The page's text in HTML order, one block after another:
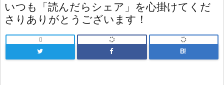
いつも「読んだらシェア」を心掛けてくだ
さりありがとうございます！

B!